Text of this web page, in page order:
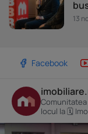
13
Facebook
locul la 🗓